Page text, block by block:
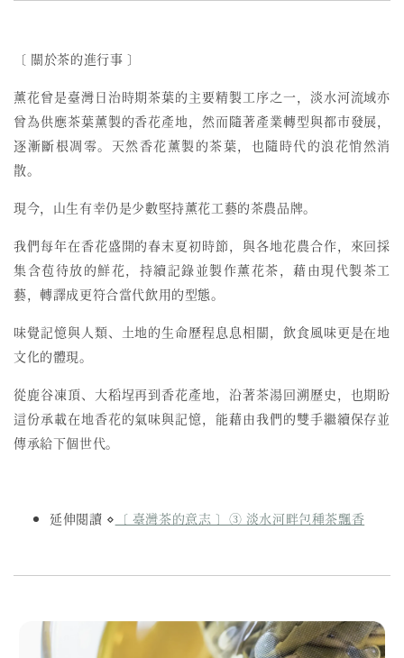
〔 關於茶的進行事 〕
薰花曾是臺灣日治時期茶葉的主要精製工序之一， 淡水河流域亦
曾為供應茶葉薰製的香花產地，然而隨著產業轉型與都市發展，
逐漸斷根凋零。天然香花薰製的茶葉，也隨時代的浪花悄然消
散。
現今，山生有幸仍是少數堅持薰花工藝的茶農品牌。
我們每年在香花盛開的春末夏初時節，與各地花農合作，來回採
集含苞待放的鮮花，持續記錄並製作薰花茶，藉由現代製茶工
藝，轉譯成更符合當代飲用的型態。
味覺記憶與人類、土地的生命歷程息息相關，飲食風味更是在地
文化的體現。
從鹿谷凍頂、大稻埕再到香花產地，沿著茶湯回溯歷史，也期盼
這份承載在地香花的氣味與記憶，能藉由我們的雙手繼續保存並
傳承給下個世代。
延伸閱讀 ⋄ 〔 臺灣茶的意志 〕③ 淡水河畔包種茶飄香